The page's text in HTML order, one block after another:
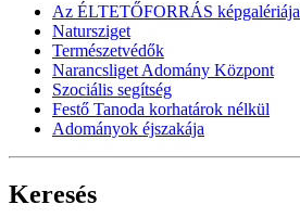
Az ÉLTETŐFORRÁS képgalériája
Natursziget
Természetvédők
Narancsliget Adomány Központ
Szociális segítség
Festő Tanoda korhatárok nélkül
Adományok éjszakája
Keresés